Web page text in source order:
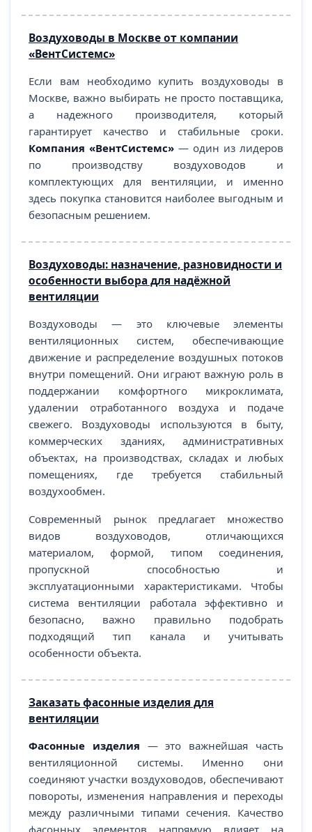
Воздуховоды в Москве от компании
«ВентСистемс»
Если вам необходимо купить воздуховоды в
Москве, важно выбирать не просто поставщика,
а надежного производителя, который
гарантирует качество и стабильные сроки.
Компания «ВентСистемс» — один из лидеров
по производству воздуховодов и
комплектующих для вентиляции, и именно
здесь покупка становится наиболее выгодным и
безопасным решением.
Воздуховоды: назначение, разновидности и
особенности выбора для надёжной
вентиляции
Воздуховоды — это ключевые элементы
вентиляционных систем, обеспечивающие
движение и распределение воздушных потоков
внутри помещений. Они играют важную роль в
поддержании комфортного микроклимата,
удалении отработанного воздуха и подаче
свежего. Воздуховоды используются в быту,
коммерческих зданиях, административных
объектах, на производствах, складах и любых
помещениях, где требуется стабильный
воздухообмен.
Современный рынок предлагает множество
видов воздуховодов, отличающихся
материалом, формой, типом соединения,
пропускной способностью и
эксплуатационными характеристиками. Чтобы
система вентиляции работала эффективно и
безопасно, важно правильно подобрать
подходящий тип канала и учитывать
особенности объекта.
Заказать фасонные изделия для
вентиляции
Фасонные изделия — это важнейшая часть
вентиляционной системы. Именно они
соединяют участки воздуховодов, обеспечивают
повороты, изменения направления и переходы
между различными типами сечения. Качество
фасонных элементов напрямую влияет на